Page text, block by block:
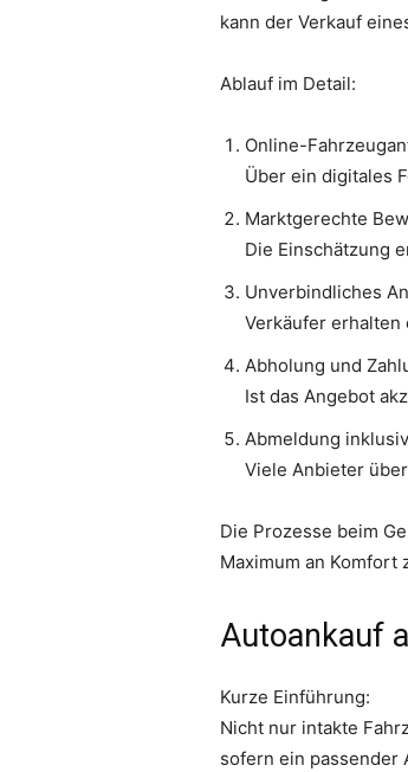
kann der Verkauf
Ablauf im Detail:
Online-
Über ein digitales
Marktgerechte
Die Einschätzung
Unverbindliches
Verkäufer
Abholung und
Ist das Angebot
Abmeldung
Viele Anbieter
Die Prozesse beim
Maximum an Komfort
Autoankauf
Kurze Einführung:
Nicht nur intakte
sofern ein passender